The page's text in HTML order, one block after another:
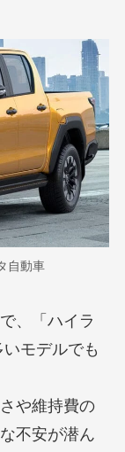
自動車
、「ハイラ
モデルでも
や維持費の
不安が潜ん